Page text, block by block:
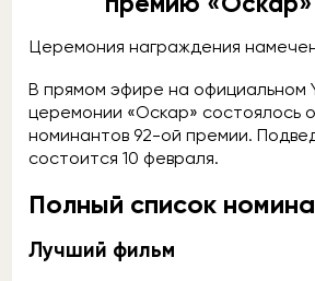
Церемония награждения
В прямом эфире на официальном
церемонии «Оскар» состоялось
номинантов 92-ой премии.
состоится 10 февраля.
Полный список
Лучший фильм